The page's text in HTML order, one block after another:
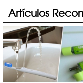
Artículos